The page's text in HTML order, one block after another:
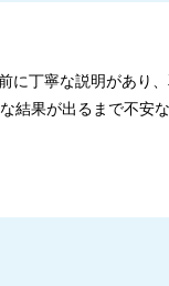
丁寧な説明があり
果が出るまで不安